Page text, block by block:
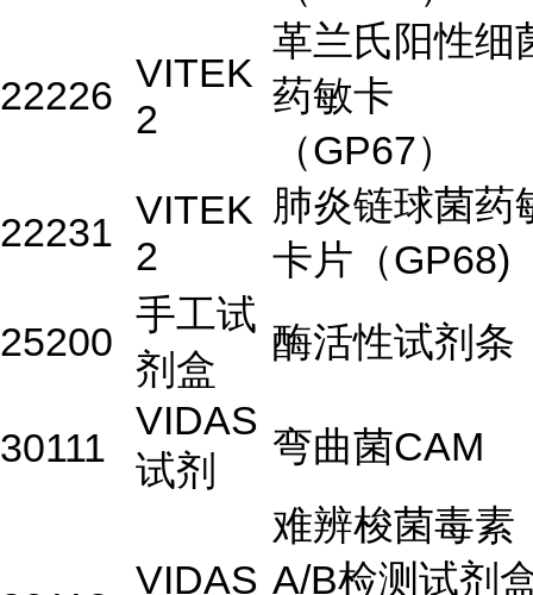
22226 VITEK
2
革兰氏阳性细
药敏卡
（GP67）
22231 VITEK
2
肺炎链球菌药
卡片（GP68)
25200
手工试
剂盒
酶活性试剂条
30111
VIDAS
试剂
弯曲菌CAM
VIDAS
难辨梭菌毒素
A/B检测试剂